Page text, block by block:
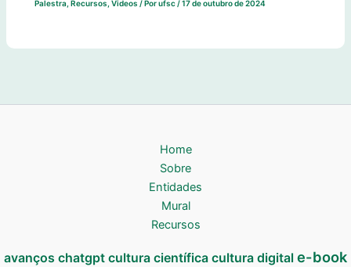
Palestra,Recursos,Videos / Porufsc/17 de outubro de 2024
Home
Sobre
Entidades
Mural
Recursos
avanços chatgpt cultura científica cultura digital e-book